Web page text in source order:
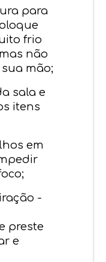
para
frio
não
mão;
sala e
itens
em
-
preste
e